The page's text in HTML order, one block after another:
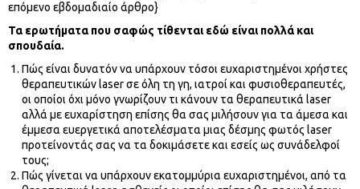
επόμενο εβδομαδιαίο άρθρο}
Τα ερωτήματα που σαφώς τίθενται εδώ είναι πολλά και
σπουδαία.
Πώς είναι δυνατόν να υπάρχουν τόσοι ευχαριστημένοι χρήστες
θεραπευτικών laser σε όλη τη γη, ιατροί και φυσιοθεραπευτές,
οι οποίοι όχι μόνο γνωρίζουν τι κάνουν τα θεραπευτικά laser
αλλά με ευχαρίστηση επίσης θα σας μιλήσουν για τα άμεσα και
έμμεσα ευεργετικά αποτελέσματα μιας δέσμης φωτός laser
προτείνοντάς σας να τα δοκιμάσετε και εσείς ως συνάδελφοί
τους;
Πώς γίνεται να υπάρχουν εκατομμύρια ευχαριστημένοι, από τα